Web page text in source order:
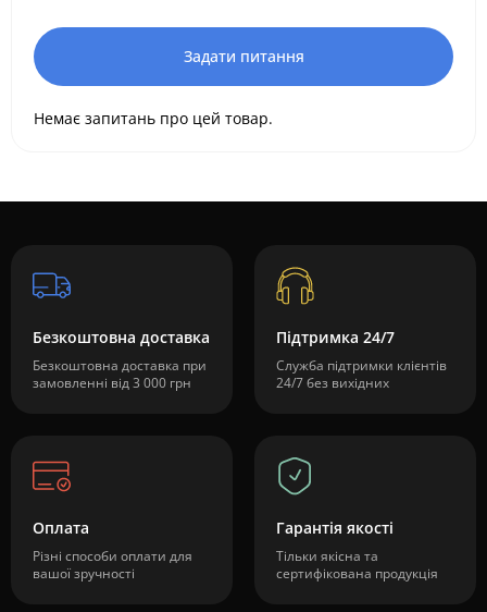
Задати питання
Немає запитань про цей товар.
Безкоштовна доставка
Безкоштовна доставка при
замовленні від 3 000 грн
Підтримка 24/7
Служба підтримки клієнтів
24/7 без вихідних
Оплата
Різні способи оплати для
вашої зручності
Гарантія якості
Тільки якісна та
сертифікована продукція